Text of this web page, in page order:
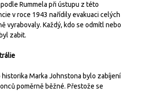
Rummela při ústupu z této
v roce 1943 nařídily evakuaci celých
vyrabovaly. Každý, kdo se odmítl nebo
zabit.
Marka Johnstona bylo zabíjení
poměrně běžné. Přestože se